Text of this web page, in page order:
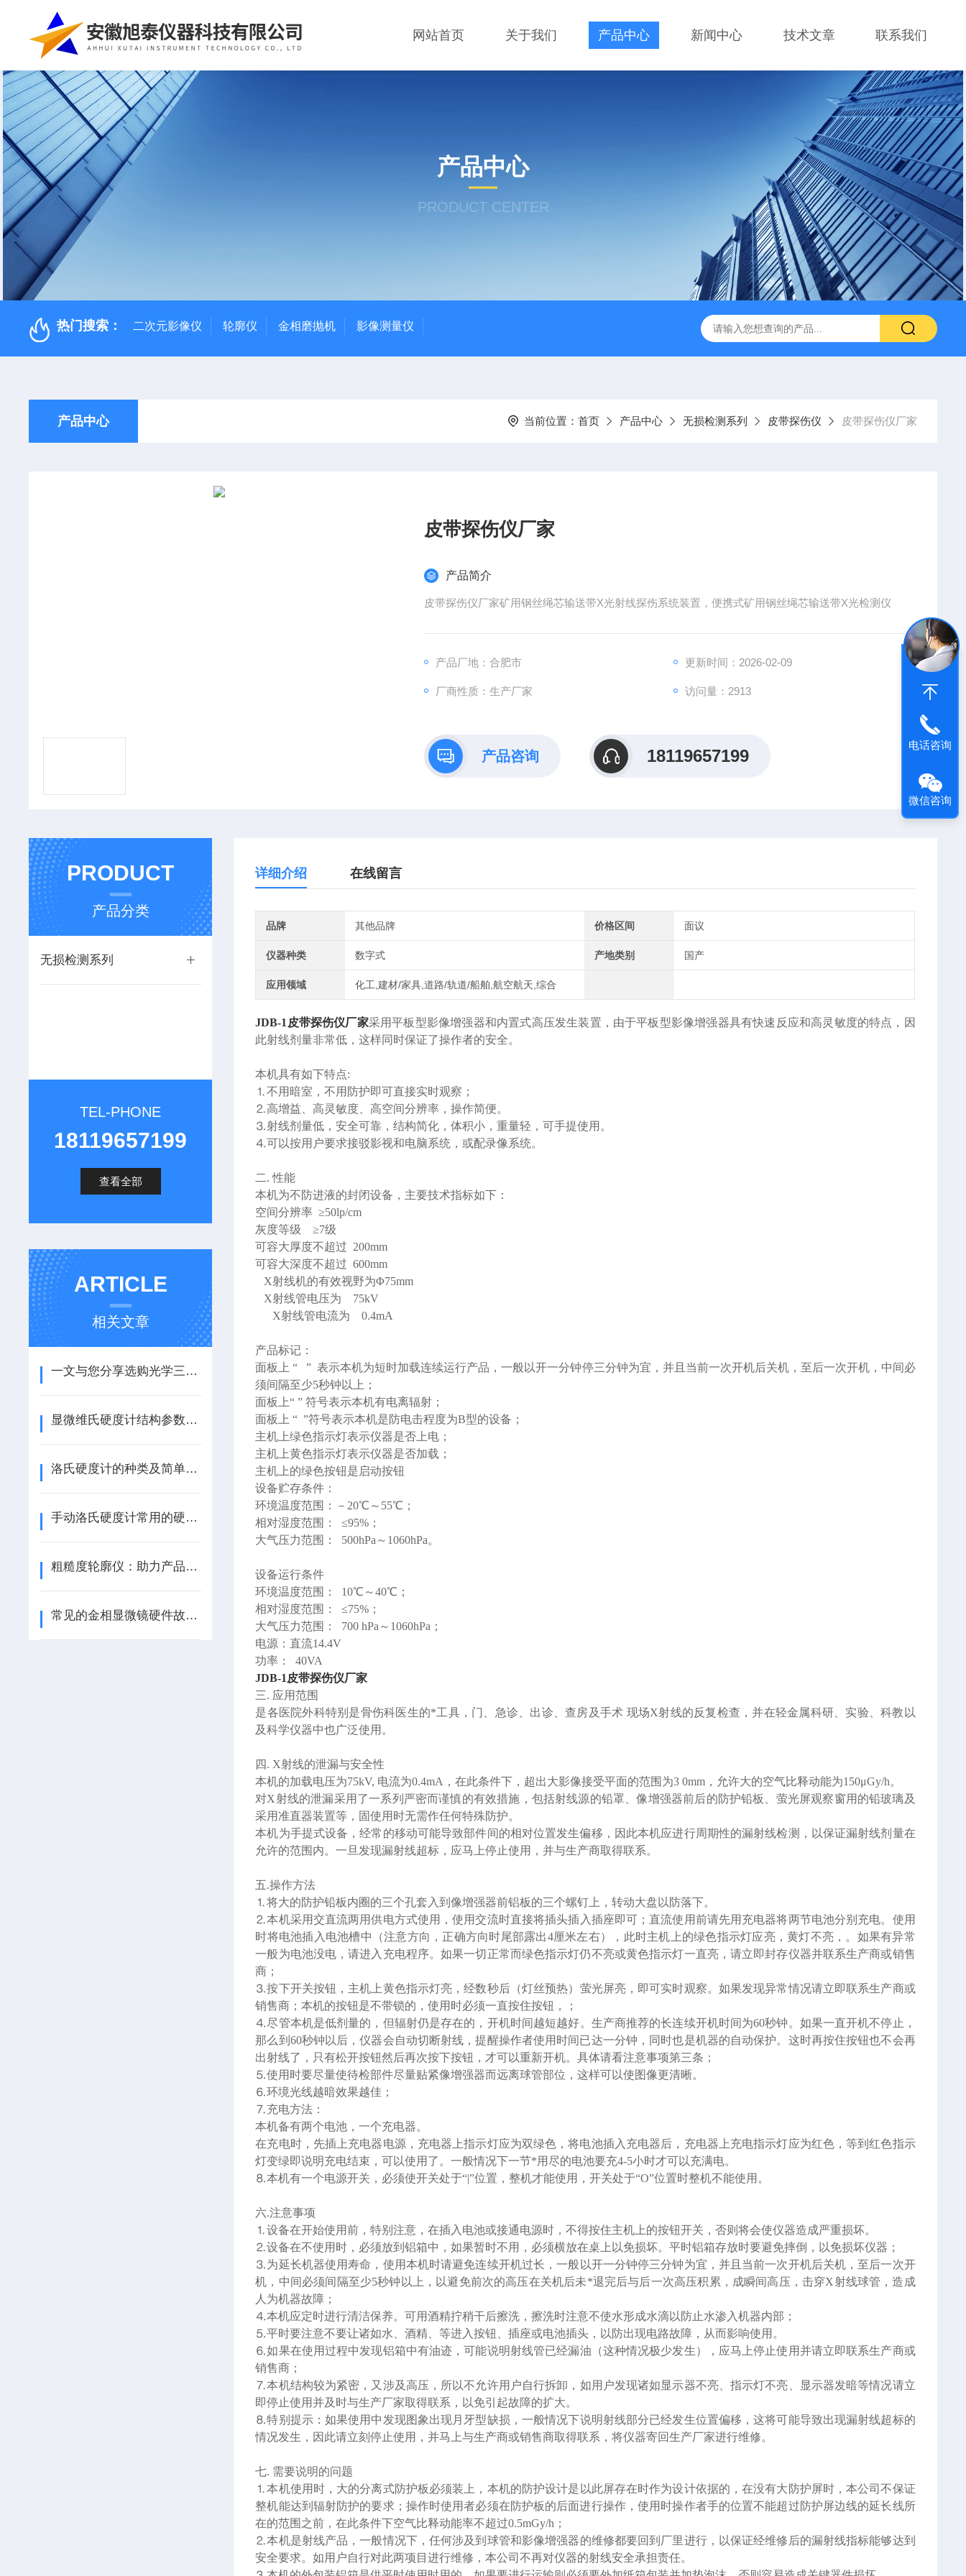
网站首页 关于我们 产品中心 新闻中心 技术文章 联系我们
产品中心
PRODUCT CENTER
热门搜索： 二次元影像仪 轮廓仪 金相磨抛机 影像测量仪
产品中心 当前位置： 首页 产品中心 无损检测系列 皮带探伤仪 皮带探伤仪厂家
皮带探伤仪厂家
产品简介
皮带探伤仪厂家矿用钢丝绳芯输送带X光射线探伤系统装置，便携式矿用钢丝绳芯输送带X光检测仪
产品厂地：合肥市 更新时间：2026-02-09
厂商性质：生产厂家 访问量：2913
产品咨询 18119657199
PRODUCT
产品分类
无损检测系列
TEL-PHONE
18119657199
查看全部
ARTICLE
相关文章
一文与您分享选购光学三坐标测量仪时所需要考虑的关键因素
显微维氏硬度计结构参数和工作原理（ZT）
洛氏硬度计的种类及简单介绍
手动洛氏硬度计常用的硬度检测都有哪些？（ZT）
粗糙度轮廓仪：助力产品表面质量检测领域
常见的金相显微镜硬件故障排除（ZT）
详细介绍 在线留言
品牌 其他品牌 价格区间 面议
仪器种类 数字式 产地类别 国产
应用领域 化工,建材/家具,道路/轨道/船舶,航空航天,综合
JDB-1 皮带探伤仪厂家采用平板型影像增强器和内置式高压发生装置，由于平板型影像增强器具有快速反应和高灵敏度的特点，因
此射线剂量非常低，这样同时保证了操作者的安全。
本机具有如下特点:
⒈不用暗室，不用防护即可直接实时观察；
⒉高增益、高灵敏度、高空间分辨率，操作简便。
⒊射线剂量低，安全可靠，结构简化，体积小，重量轻，可手提使用。
⒋可以按用户要求接驳影视和电脑系统，或配录像系统。
二. 性能
本机为不防进液的封闭设备，主要技术指标如下：
空间分辨率 ≥50lp/cm
灰度等级 ≥7级
可容大厚度不超过 200mm
可容大深度不超过 600mm
X射线机的有效视野为Φ75mm
X射线管电压为 75kV
X射线管电流为 0.4mA
产品标记：
面板上 “ ” 表示本机为短时加载连续运行产品，一般以开一分钟停三分钟为宜，并且当前一次开机后关机，至后一次开机，中间必
须间隔至少5秒钟以上；
面板上“ ” 符号表示本机有电离辐射；
面板上 “ ”符号表示本机是防电击程度为B型的设备；
主机上绿色指示灯表示仪器是否上电；
主机上黄色指示灯表示仪器是否加载；
主机上的绿色按钮是启动按钮
设备贮存条件：
环境温度范围：－20℃ ～55℃ ；
相对湿度范围： ≤95%；
大气压力范围： 500hPa～1060hPa。
设备运行条件
环境温度范围： 10℃ ～40℃ ；
相对湿度范围： ≤75%；
大气压力范围： 700 hPa～1060hPa；
电源：直流14.4V
功率： 40VA
JDB-1 皮带探伤仪厂家
三. 应用范围
是各医院外科特别是骨伤科医生的*工具，门、急诊、出诊、查房及手术 现场X射线的反复检查，并在轻金属科研、实验、科教以
及科学仪器中也广泛使用。
四. X射线的泄漏与安全性
本机的加载电压为75kV, 电流为0.4mA，在此条件下，超出大影像接受平面的范围为3 0mm，允许大的空气比释动能为150μGy/h。
对X射线的泄漏采用了一系列严密而谨慎的有效措施，包括射线源的铅罩、像增强器前后的防护铅板、萤光屏观察窗用的铅玻璃及
采用准直器装置等，固使用时无需作任何特殊防护。
本机为手提式设备，经常的移动可能导致部件间的相对位置发生偏移，因此本机应进行周期性的漏射线检测，以保证漏射线剂量在
允许的范围内。一旦发现漏射线超标，应马上停止使用，并与生产商取得联系。
五.操作方法
⒈将大的防护铅板内圈的三个孔套入到像增强器前铝板的三个螺钉上，转动大盘以防落下。
⒉本机采用交直流两用供电方式使用，使用交流时直接将插头插入插座即可；直流使用前请先用充电器将两节电池分别充电。使用
时将电池插入电池槽中（注意方向，正确方向时尾部露出4厘米左右），此时主机上的绿色指示灯应亮，黄灯不亮，。如果有异常
一般为电池没电，请进入充电程序。如果一切正常而绿色指示灯仍不亮或黄色指示灯一直亮，请立即封存仪器并联系生产商或销售
商；
⒊按下开关按钮，主机上黄色指示灯亮，经数秒后（灯丝预热）萤光屏亮，即可实时观察。如果发现异常情况请立即联系生产商或
销售商；本机的按钮是不带锁的，使用时必须一直按住按钮，；
⒋尽管本机是低剂量的，但辐射仍是存在的，开机时间越短越好。生产商推荐的长连续开机时间为60秒钟。如果一直开机不停止，
那么到60秒钟以后，仪器会自动切断射线，提醒操作者使用时间已达一分钟，同时也是机器的自动保护。这时再按住按钮也不会再
出射线了，只有松开按钮然后再次按下按钮，才可以重新开机。具体请看注意事项第三条；
⒌使用时要尽量使待检部件尽量贴紧像增强器而远离球管部位，这样可以使图像更清晰。
⒍环境光线越暗效果越佳；
⒎充电方法：
本机备有两个电池，一个充电器。
在充电时，先插上充电器电源，充电器上指示灯应为双绿色，将电池插入充电器后，充电器上充电指示灯应为红色，等到红色指示
灯变绿即说明充电结束，可以使用了。一般情况下一节*用尽的电池要充4-5小时才可以充满电。
⒏本机有一个电源开关，必须使开关处于“|”位置，整机才能使用，开关处于“O”位置时整机不能使用。
六.注意事项
⒈设备在开始使用前，特别注意，在插入电池或接通电源时，不得按住主机上的按钮开关，否则将会使仪器造成严重损坏。
⒉设备在不使用时，必须放到铝箱中，如果暂时不用，必须横放在桌上以免损坏。平时铝箱存放时要避免摔倒，以免损坏仪器；
⒊为延长机器使用寿命，使用本机时请避免连续开机过长，一般以开一分钟停三分钟为宜，并且当前一次开机后关机，至后一次开
机，中间必须间隔至少5秒钟以上，以避免前次的高压在关机后未*退完后与后一次高压积累，成瞬间高压，击穿X射线球管，造成
人为机器故障；
⒋本机应定时进行清洁保养。可用酒精拧稍干后擦洗，擦洗时注意不使水形成水滴以防止水渗入机器内部；
⒌平时要注意不要让诸如水、酒精、等进入按钮、插座或电池插头，以防出现电路故障，从而影响使用。
⒍如果在使用过程中发现铝箱中有油迹，可能说明射线管已经漏油（这种情况极少发生），应马上停止使用并请立即联系生产商或
销售商；
⒎本机结构较为紧密，又涉及高压，所以不允许用户自行拆卸，如用户发现诸如显示器不亮、指示灯不亮、显示器发暗等情况请立
即停止使用并及时与生产厂家取得联系，以免引起故障的扩大。
⒏特别提示：如果使用中发现图象出现月牙型缺损，一般情况下说明射线部分已经发生位置偏移，这将可能导致出现漏射线超标的
情况发生，因此请立刻停止使用，并马上与生产商或销售商取得联系，将仪器寄回生产厂家进行维修。
七. 需要说明的问题
⒈本机使用时，大的分离式防护板必须装上，本机的防护设计是以此屏存在时作为设计依据的，在没有大防护屏时，本公司不保证
整机能达到辐射防护的要求；操作时使用者必须在防护板的后面进行操作，使用时操作者手的位置不能超过防护屏边线的延长线所
在的范围之前，在此条件下空气比释动能率不超过0.5mGy/h；
⒉本机是射线产品，一般情况下，任何涉及到球管和影像增强器的维修都要回到厂里进行，以保证经维修后的漏射线指标能够达到
安全要求。如用户自行对此两项目进行维修，本公司不再对仪器的射线安全承担责任。
电话咨询
微信咨询